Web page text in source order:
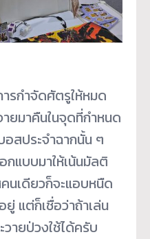
รกำจัดศัตรูให้หมด
ยมาคืนในจุดที่กำหนด
สประจำฉากนั้น ๆ
แบบมาให้เน้นมัลติ
นเดียวก็จะแอบหนืด
แต่ก็เชื่อว่าถ้าเล่น
ายป่วงใช้ได้ครับ